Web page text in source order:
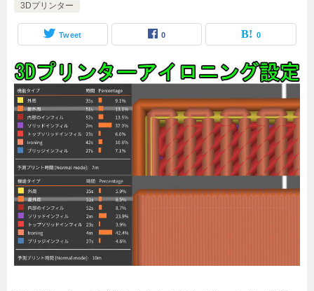
3Dプリンター
Tweet 0 0